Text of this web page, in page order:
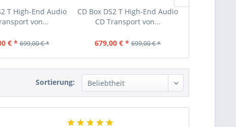
T High-End Audio
von...
€ * 699,00 € *
CD Box DS2 T High-End Audio
CD Transport von...
679,00 € * 699,00 € *
Sortierung: